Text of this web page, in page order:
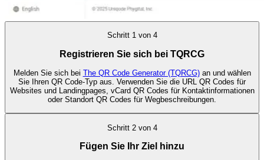
Schritt 1 von 4
Registrieren Sie sich bei TQRCG
Melden Sie sich bei The QR Code Generator (TQRCG)an und wählen
Sie Ihren QR Code-Typ aus. Verwenden Sie die URL QR Codes für
Websites und Landingpages, vCard QR Codes für Kontaktinformationen
oder Standort QR Codes für Wegbeschreibungen.
Schritt 2 von 4
Fügen Sie Ihr Ziel hinzu